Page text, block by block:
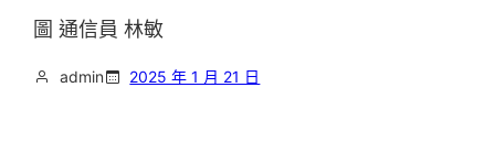
圖 通信員 林敏
admin 2025 年 1 月 21 日